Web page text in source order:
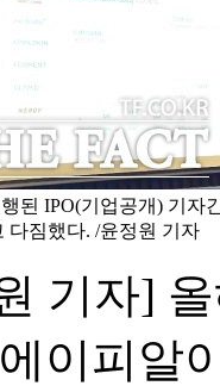
된 IPO(기업공개) 기자
다짐했다. /윤정원 기자
기자]
이피알